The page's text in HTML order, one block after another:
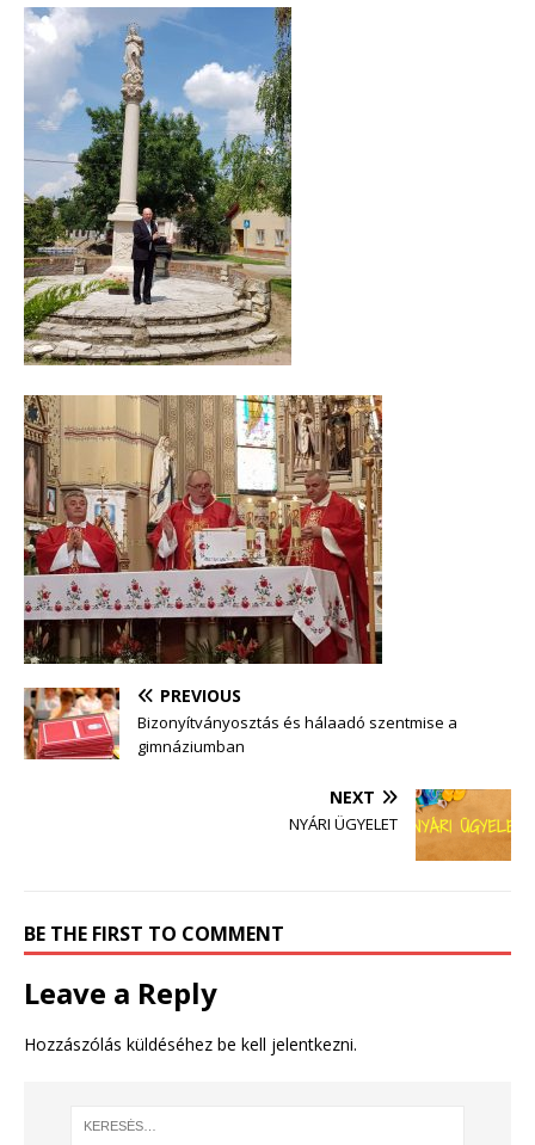
PREVIOUS
Bizonyítványosztás és hálaadó szentmise a
gimnáziumban
NEXT
NYÁRI ÜGYELET
BE THE FIRST TO COMMENT
Leave a Reply
Hozzászólás küldéséhez be kell jelentkezni.